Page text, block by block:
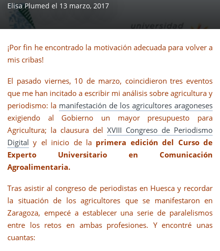
Elisa Plumed el 13 marzo, 2017
¡Por fin he encontrado la motivación adecuada para volver a
mis cribas!
El pasado viernes, 10 de marzo, coincidieron tres eventos
que me han incitado a escribir mi análisis sobre agricultura y
periodismo: la manifestación de los agricultores aragoneses
exigiendo al Gobierno un mayor presupuesto para
Agricultura; la clausura del XVIII Congreso de Periodismo
Digital y el inicio de la primera edición del Curso de
Experto Universitario en Comunicación
Agroalimentaria.
Tras asistir al congreso de periodistas en Huesca y recordar
la situación de los agricultores que se manifestaron en
Zaragoza, empecé a establecer una serie de paralelismos
entre los retos en ambas profesiones. Y encontré unas
cuantas: